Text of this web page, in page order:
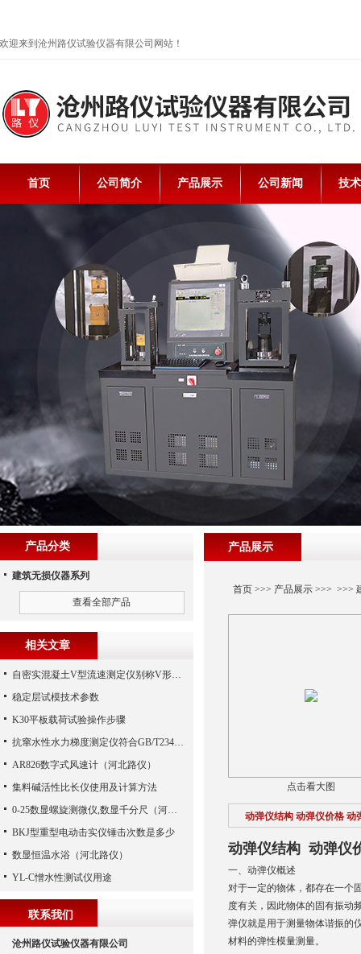
欢迎来到沧州路仪试验仪器有限公司网站！
首页 公司简介 产品展示 公司新闻 技
产品展示
首页>>> 产品展示>>> >>>
点击看大图
动弹仪结构 动弹仪价格 动
动弹仪结构 动弹仪
一、动弹仪概述
对于一定的物体，都存在一个
度有关，因此物体的固有振动
弹仪就是用于测量物体谐振的
材料的弹性模量测量。
产品分类
建筑无损仪器系列
查看全部产品
相关文章
自密实混凝土V型流速测定仪别称V形漏斗手机端
稳定层试模技术参数
K30平板载荷试验操作步骤
抗窜水性水力梯度测定仪符合GB/T23457-2017
AR826数字式风速计（河北路仪）
集料碱活性比长仪使用及计算方法
0-25数显螺旋测微仪,数显千分尺（河北路仪）
BKJ型重型电动击实仪锤击次数是多少
数显恒温水浴（河北路仪）
YL-C憎水性测试仪用途
联系我们
沧州路仪试验仪器有限公司